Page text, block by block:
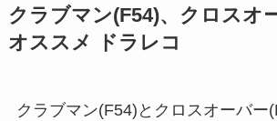
クラブマン(F54)、クロスオ
オススメ ドラレコ
クラブマン(F54)とクロスオーバー